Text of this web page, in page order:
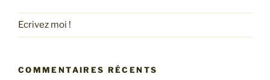
Ecrivez moi !
COMMENTAIRES RÉCENTS